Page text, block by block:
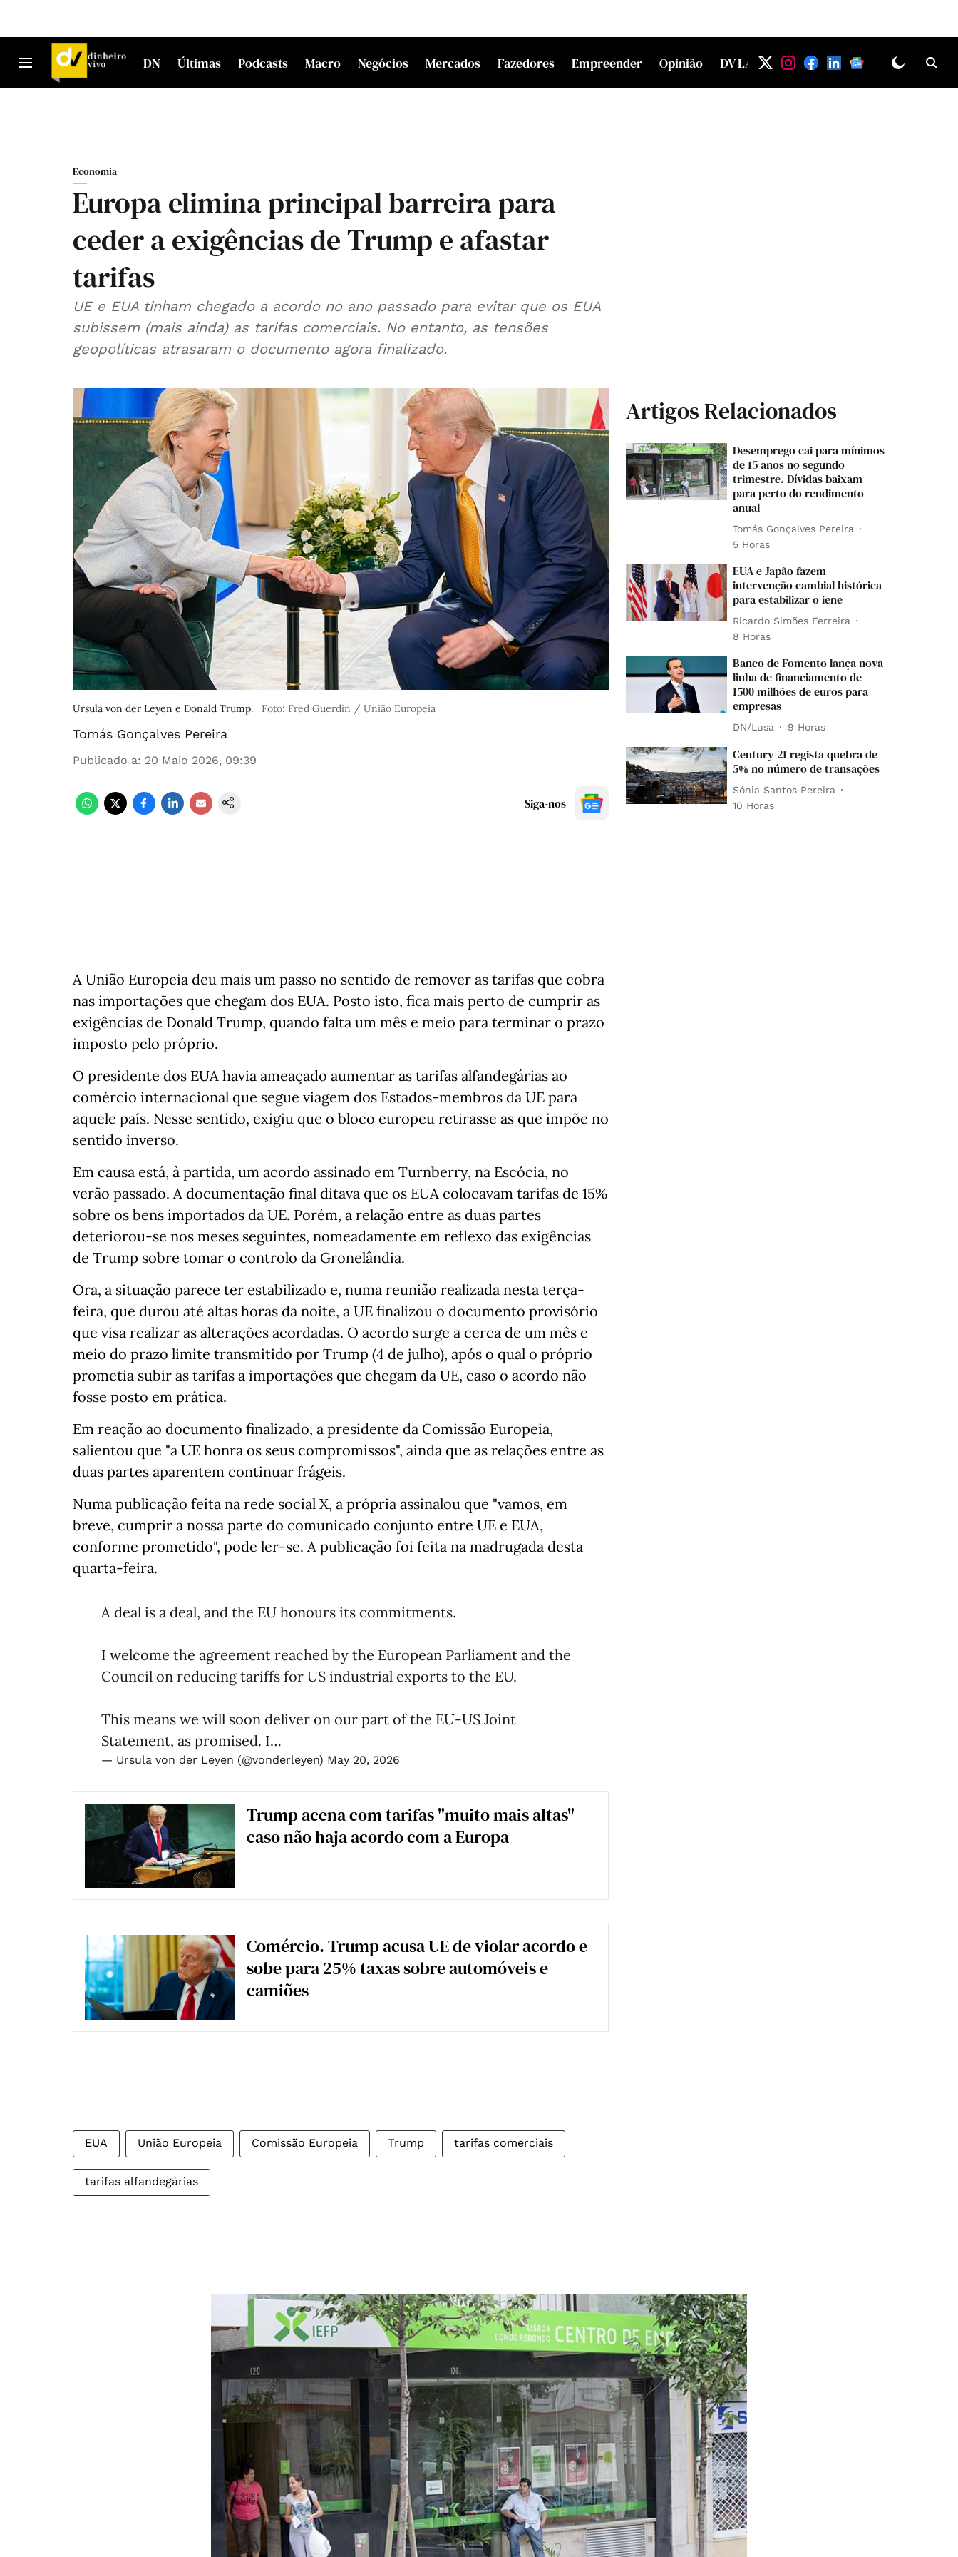
DN Últimas Podcasts Macro Negócios Mercados Fazedores Empreender Opinião DV LAB
Economia
Europa elimina principal barreira para
ceder a exigências de Trump e afastar
tarifas
UE e EUA tinham chegado a acordo no ano passado para evitar que os EUA
subissem (mais ainda) as tarifas comerciais. No entanto, as tensões
geopolíticas atrasaram o documento agora finalizado.
Ursula von der Leyen e Donald Trump. Foto: Fred Guerdin / União Europeia
Tomás Gonçalves Pereira
Publicado a: 20 Maio 2026, 09:39
Siga-nos
A União Europeia deu mais um passo no sentido de remover as tarifas que cobra
nas importações que chegam dos EUA. Posto isto, fica mais perto de cumprir as
exigências de Donald Trump, quando falta um mês e meio para terminar o prazo
imposto pelo próprio.
O presidente dos EUA havia ameaçado aumentar as tarifas alfandegárias ao
comércio internacional que segue viagem dos Estados-membros da UE para
aquele país. Nesse sentido, exigiu que o bloco europeu retirasse as que impõe no
sentido inverso.
Em causa está, à partida, um acordo assinado em Turnberry, na Escócia, no
verão passado. A documentação final ditava que os EUA colocavam tarifas de 15%
sobre os bens importados da UE. Porém, a relação entre as duas partes
deteriorou-se nos meses seguintes, nomeadamente em reflexo das exigências
de Trump sobre tomar o controlo da Gronelândia.
Ora, a situação parece ter estabilizado e, numa reunião realizada nesta terça-
feira, que durou até altas horas da noite, a UE finalizou o documento provisório
que visa realizar as alterações acordadas. O acordo surge a cerca de um mês e
meio do prazo limite transmitido por Trump (4 de julho), após o qual o próprio
prometia subir as tarifas a importações que chegam da UE, caso o acordo não
fosse posto em prática.
Em reação ao documento finalizado, a presidente da Comissão Europeia,
salientou que "a UE honra os seus compromissos", ainda que as relações entre as
duas partes aparentem continuar frágeis.
Numa publicação feita na rede social X, a própria assinalou que "vamos, em
breve, cumprir a nossa parte do comunicado conjunto entre UE e EUA,
conforme prometido", pode ler-se. A publicação foi feita na madrugada desta
quarta-feira.
A deal is a deal, and the EU honours its commitments.
I welcome the agreement reached by the European Parliament and the
Council on reducing tariffs for US industrial exports to the EU.
This means we will soon deliver on our part of the EU-US Joint
Statement, as promised. I…
— Ursula von der Leyen (@vonderleyen) May 20, 2026
Trump acena com tarifas "muito mais altas"
caso não haja acordo com a Europa
Comércio. Trump acusa UE de violar acordo e
sobe para 25% taxas sobre automóveis e
camiões
EUA União Europeia Comissão Europeia Trump tarifas comerciais
tarifas alfandegárias
Artigos Relacionados
Desemprego cai para mínimos
de 15 anos no segundo
trimestre. Dívidas baixam
para perto do rendimento
anual
Tomás Gonçalves Pereira
5 Horas
EUA e Japão fazem
intervenção cambial histórica
para estabilizar o iene
Ricardo Simões Ferreira
8 Horas
Banco de Fomento lança nova
linha de financiamento de
1500 milhões de euros para
empresas
DN/Lusa 9 Horas
Century 21 regista quebra de
5% no número de transações
Sónia Santos Pereira
10 Horas